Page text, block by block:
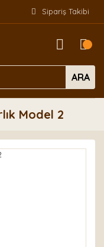
Sipariş Takibi
ARA
Model 2